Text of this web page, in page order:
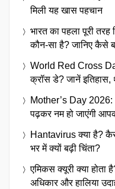
मिली यह खास पहचान
भारत का पहला पूरी तरह
कौन-सा है? जानिए कैसे
World Red Cross
क्रॉस डे? जानें इतिहास,
Mother’s Day 2026:
पढ़कर नम हो जाएंगी
Hantavirus क्या है?
भर में क्यों बढ़ी चिंता?
एमिकस क्यूरी क्या होता
अधिकार और हालिया